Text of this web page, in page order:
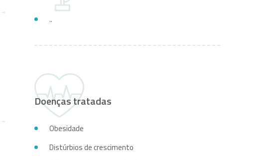
..
Doenças tratadas
Obesidade
Distúrbios de crescimento